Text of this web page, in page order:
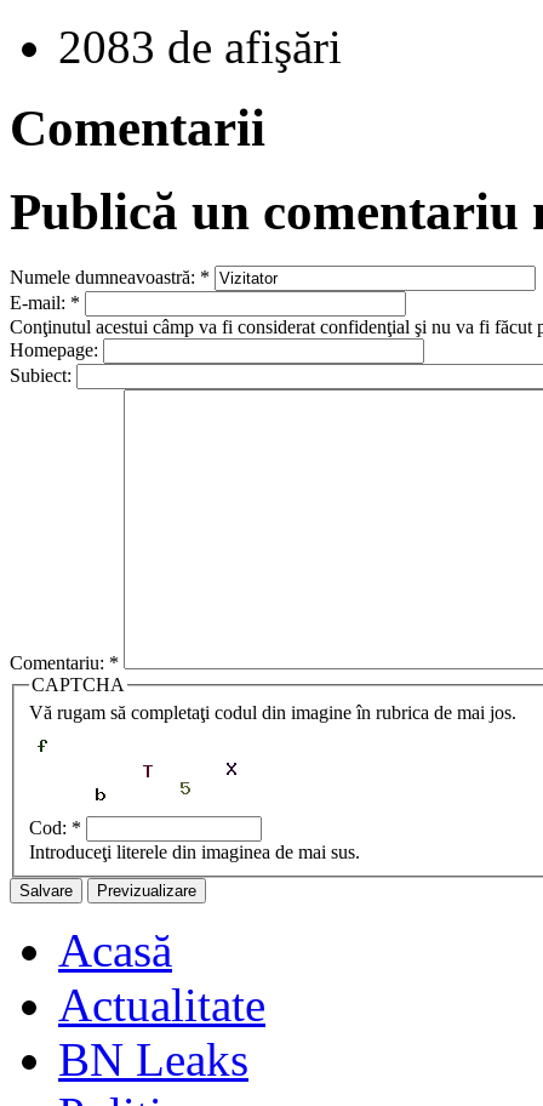
2083 de afişări
Comentarii
Publică un comentariu
Numele dumneavoastră: *
E-mail: *
Conţinutul acestui câmp va fi considerat confidenţial şi nu va fi făcut
Homepage:
Subiect:
Comentariu: *
CAPTCHA
Vă rugam să completaţi codul din imagine în rubrica de mai jos.
Cod: *
Introduceţi literele din imaginea de mai sus.
Acasă
Actualitate
BN Leaks